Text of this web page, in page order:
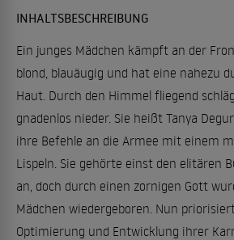
INHALTSBESCHREIBUNG
Ein junges Mädchen kämpft an der
blond, blauäugig und hat eine nahezu
Haut. Durch den Himmel fliegend
gnadenlos nieder. Sie heißt Tanya
ihre Befehle an die Armee mit einem
Lispeln. Sie gehörte einst den elitären
an, doch durch einen zornigen Gott
Mädchen wiedergeboren. Nun
Optimierung und Entwicklung ihrer